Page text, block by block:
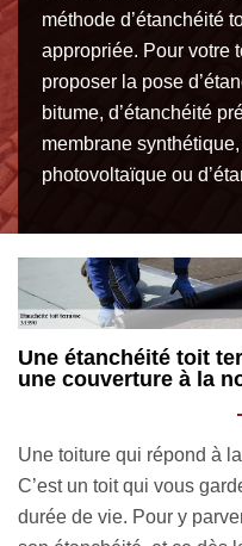
méthode d’étanchéité
appropriée. Pour votre
proposer la pose
bitume, d’étanchéité
membrane
photovoltaïque ou
Les qualifications
étanchéité toit
C’est grâce à nos
terrasse 33390 que nous
réalisation des travaux